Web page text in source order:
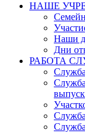
НАШЕ
Наши
Дни
РАБОТА